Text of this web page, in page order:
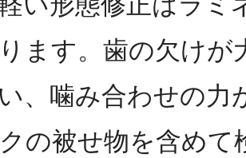
ます。歯の欠けが
、噛み合わせの力
の被せ物を含めて